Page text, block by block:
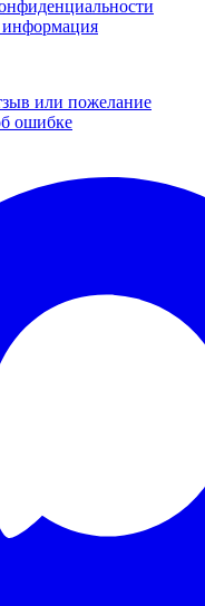
информация
или пожелание
ошибке